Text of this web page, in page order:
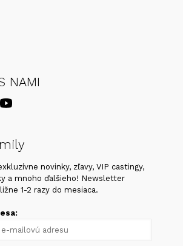
NAMI
novinky, zľavy, VIP castingy,
a mnoho ďalšieho! Newsletter
1-2 razy do mesiaca.